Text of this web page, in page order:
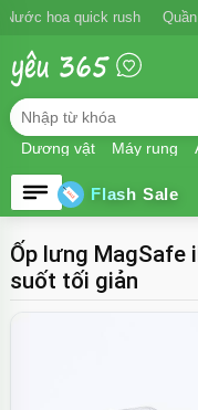
Nước hoa quick rush
Dương vật Máy rung
Flash Sale
Ốp lưng MagSafe
suốt tối giản